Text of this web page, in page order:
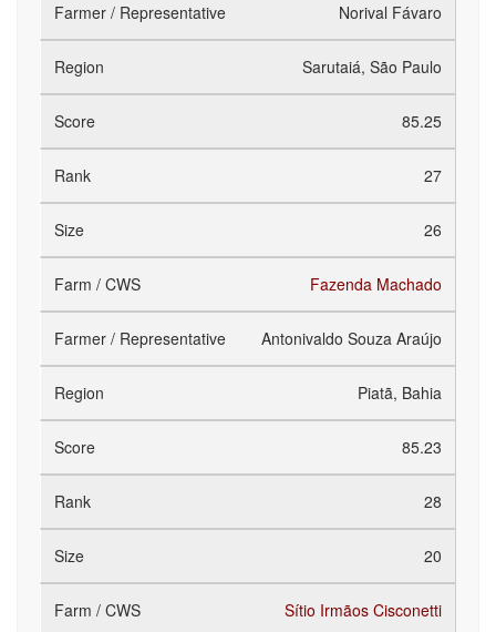
Norival Fávaro
Sarutaiá, São Paulo
85.25
27
26
Fazenda Machado
Antonivaldo Souza Araújo
Piatã, Bahia
85.23
28
20
Sítio Irmãos Cisconetti